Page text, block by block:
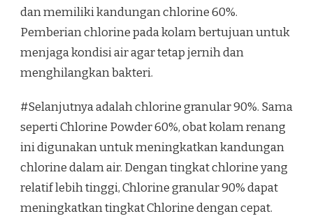
dan memiliki kandungan chlorine 60%.
Pemberian chlorine pada kolam bertujuan untuk
menjaga kondisi air agar tetap jernih dan
menghilangkan bakteri.
#Selanjutnya adalah chlorine granular 90%. Sama
seperti Chlorine Powder 60%, obat kolam renang
ini digunakan untuk meningkatkan kandungan
chlorine dalam air. Dengan tingkat chlorine yang
relatif lebih tinggi, Chlorine granular 90% dapat
meningkatkan tingkat Chlorine dengan cepat.